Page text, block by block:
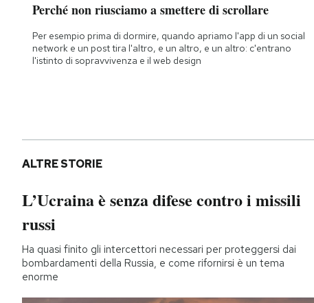
Perché non riusciamo a smettere di scrollare
Per esempio prima di dormire, quando apriamo l'app di un social
network e un post tira l'altro, e un altro, e un altro: c'entrano
l'istinto di sopravvivenza e il web design
ALTRE STORIE
L’Ucraina è senza difese contro i missili
russi
Ha quasi finito gli intercettori necessari per proteggersi dai
bombardamenti della Russia, e come rifornirsi è un tema
enorme